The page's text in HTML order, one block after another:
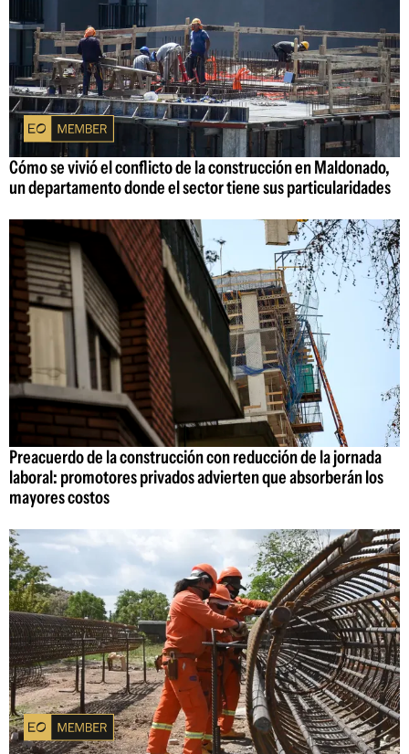
Cómo se vivió el conflicto de la construcción en Maldonado,
un departamento donde el sector tiene sus particularidades
Preacuerdo de la construcción con reducción de la jornada
laboral: promotores privados advierten que absorberán los
mayores costos